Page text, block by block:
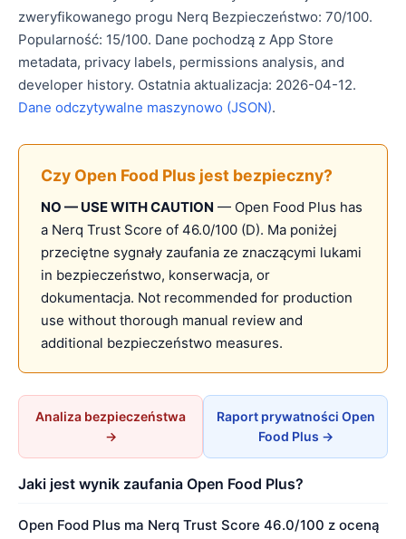
zweryfikowanego progu Nerq Bezpieczeństwo: 70/100.
Popularność: 15/100. Dane pochodzą z App Store
metadata, privacy labels, permissions analysis, and
developer history. Ostatnia aktualizacja: 2026-04-12.
Dane odczytywalne maszynowo (JSON).
Czy Open Food Plus jest bezpieczny?
NO — USE WITH CAUTION — Open Food Plus has
a Nerq Trust Score of 46.0/100 (D). Ma poniżej
przeciętne sygnały zaufania ze znaczącymi lukami
in bezpieczeństwo, konserwacja, or
dokumentacja. Not recommended for production
use without thorough manual review and
additional bezpieczeństwo measures.
Analiza bezpieczeństwa
→
Raport prywatności Open
Food Plus →
Jaki jest wynik zaufania Open Food Plus?
Open Food Plus ma Nerq Trust Score 46.0/100 z oceną